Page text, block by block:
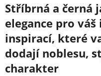
Stříbrná a černá
elegance pro
inspirací, které
dodají noblesu,
charakter